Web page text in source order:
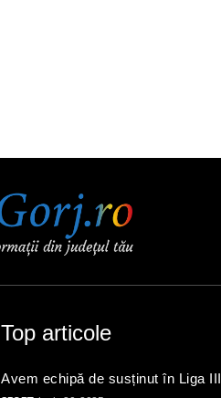
Top articole
Avem echipă de susținut în Liga III